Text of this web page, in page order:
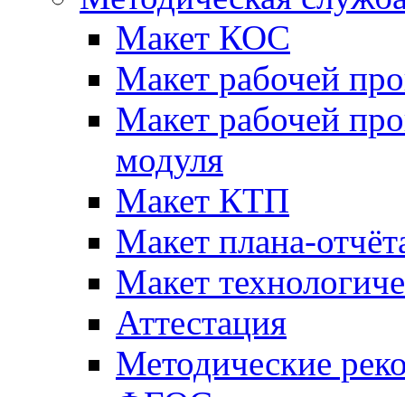
Макет КОС
Макет рабочей
Макет рабочей
модуля
Макет КТП
Макет плана-
Макет
Аттестация
Методические